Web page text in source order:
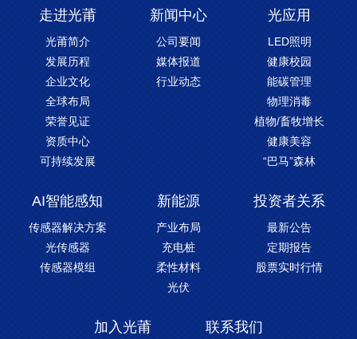
走进光莆
光莆简介
发展历程
企业文化
全球布局
荣誉见证
资质中心
可持续发展
新闻中心
公司要闻
媒体报道
行业动态
光应用
LED照明
健康校园
能碳管理
物理消毒
植物/畜牧增长
健康美容
“巴马”森林
AI智能感知
传感器解决方案
光传感器
传感器模组
新能源
产业布局
充电桩
柔性材料
光伏
投资者关系
最新公告
定期报告
股票实时行情
加入光莆 联系我们